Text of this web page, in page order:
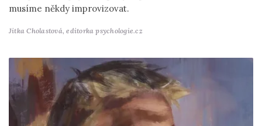
musíme někdy improvizovat.
Jitka Cholastová,editorka psychologie.cz